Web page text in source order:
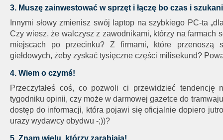
3. Muszę zainwestować w sprzęt i łączę bo czas i
Innymi słowy zmienisz swój laptop na szybkiego PC-ta
Czy wiesz, że walczysz z zawodnikami, którzy na farmach
miejscach po przecinku? Z firmami, które przenoszą
giełdowych, żeby zyskać tysięczne części milisekund?
4. Wiem o czymś!
Przeczytałeś coś, co pozwoli ci przewidzieć
tygodniku opinii, czy może w darmowej gazetce do
dostęp do informacji, która pojawi się oficjalnie dopiero
urazy wydawcy obydwu -;))?